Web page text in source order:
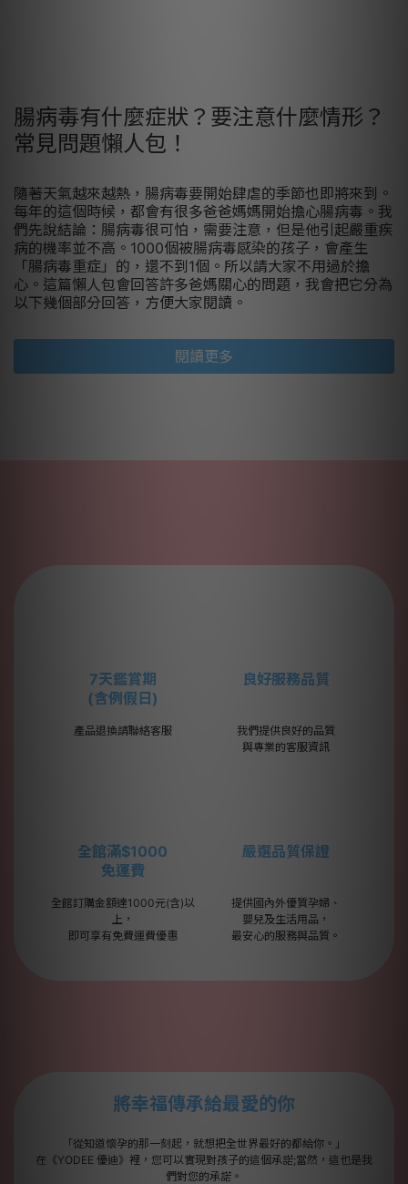
腸病毒有什麼症狀？要注意什麼情形？
常見問題懶人包！
隨著天氣越來越熱，腸病毒要開始肆虐的季節也即將來到。
每年的這個時候，都會有很多爸爸媽媽開始擔心腸病毒。我
們先說結論：腸病毒很可怕，需要注意，但是他引起嚴重疾
病的機率並不高。1000個被腸病毒感染的孩子，會產生
「腸病毒重症」的，還不到1個。所以請大家不用過於擔
心。這篇懶人包會回答許多爸媽關心的問題，我會把它分為
以下幾個部分回答，方便大家閱讀。
閱讀更多
7天鑑賞期
(含例假日)
產品退換請聯絡客服
良好服務品質
我們提供良好的品質
與專業的客服資訊
全館滿$1000
免運費
全館訂購金額達1000元(含)以
上，
即可享有免費運費優惠
嚴選品質保證
提供國內外優質孕婦、
嬰兒及生活用品，
最安心的服務與品質。
將幸福傳承給最愛的你
「從知道懷孕的那一刻起，就想把全世界最好的都給你。」
在《YODEE 優迪》裡，您可以實現對孩子的這個承諾;當然，這也是我
們對您的承諾。